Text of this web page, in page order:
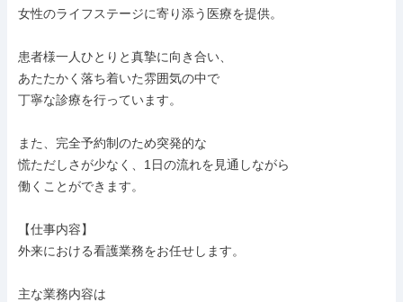
女性のライフステージに寄り添う医療を提供。
患者様一人ひとりと真摯に向き合い、
あたたかく落ち着いた雰囲気の中で
丁寧な診療を行っています。
また、完全予約制のため突発的な
慌ただしさが少なく、1日の流れを見通しながら
働くことができます。
【仕事内容】
外来における看護業務をお任せします。
主な業務内容は